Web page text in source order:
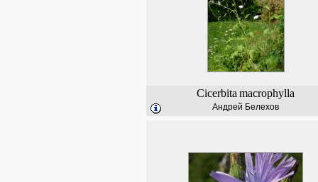
Cicerbita macrophylla
Андрей Белехов